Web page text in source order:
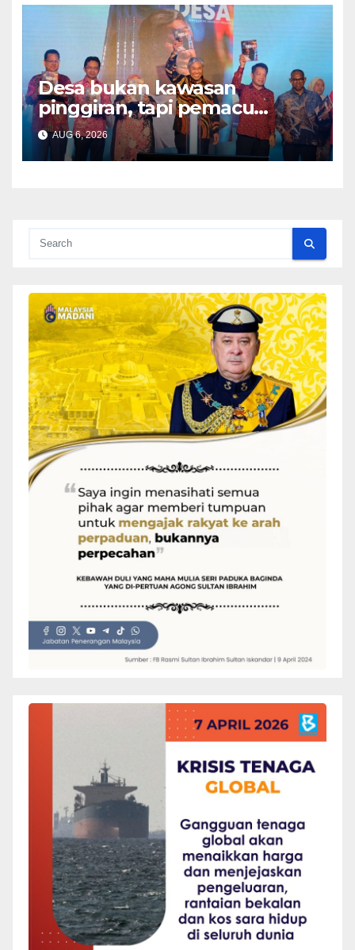
Desa bukan kawasan
pinggiran, tapi pemacu
ekonomi negara – Zahid
Hamidi
AUG 6, 2026